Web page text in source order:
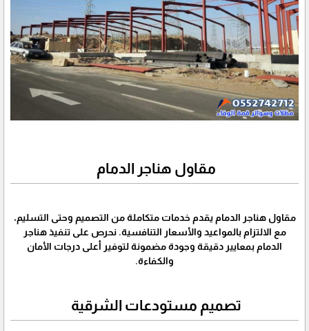
مقاول هناجر الدمام
مقاول هناجر الدمام يقدم خدمات متكاملة من التصميم وحتى التسليم،
مع الالتزام بالمواعيد والأسعار التنافسية. نحرص على تنفيذ هناجر
الدمام بمعايير دقيقة وجودة مضمونة لتوفير أعلى درجات الأمان
والكفاءة.
تصميم مستودعات الشرقية